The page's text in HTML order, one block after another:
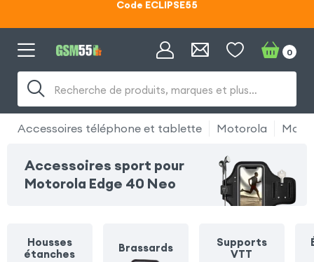
Code ECLIPSE55
Recherche de produits, marques et plus…
0
Accessoires téléphone et tablette Motorola
Accessoires sport pour
Motorola Edge 40 Neo
Housses
étanches
Brassards
Supports
VTT